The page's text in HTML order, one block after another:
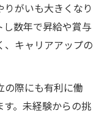
がいも大きくなり
し数年で昇給や賞与
、キャリアアップの
の際にも有利に働
。未経験からの挑